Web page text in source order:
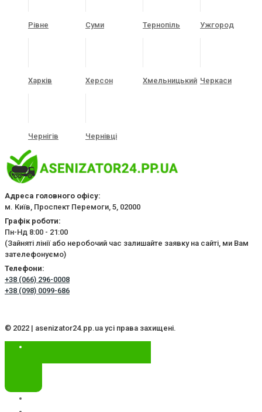
Рівне Суми Тернопіль Ужгород
Харків Херсон Хмельницький Черкаси
Чернігів Чернівці
Адреса головного офісу:
м. Київ, Проспект Перемоги, 5, 02000
Графік роботи:
Пн-Нд 8:00 - 21:00
(Зайняті лінії або неробочий час залишайте заявку на сайті, ми Вам
зателефонуємо)
Телефони:
+38 (066) 296-0008
+38 (098) 0099-686
© 2022 | asenizator24.pp.ua усі права захищені.